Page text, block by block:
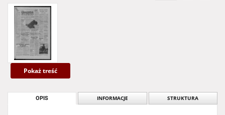
Pokaż treść
OPIS INFORMACJE STRUKTURA